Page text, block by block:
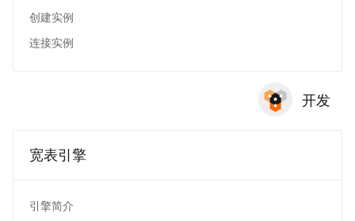
创建实例
连接实例
开发
宽表引擎
引擎简介